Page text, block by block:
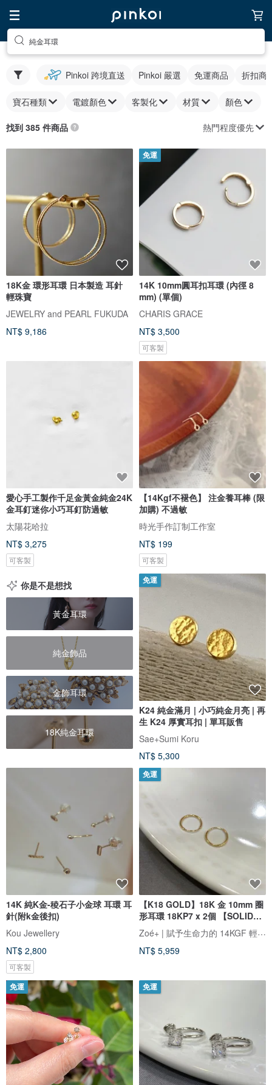
純金耳環
Pinkoi 跨境直送 Pinkoi 嚴選 免運商品 折扣商
寶石種類 電鍍顏色 客製化 材質 顏色
找到 385 件商品 熱門程度優先
18K金 環形耳環 日本製造 耳針
輕珠寶
JEWELRY and PEARL FUKUDA
NT$ 9,186
免運
14K 10mm圓耳扣耳環 (內徑 8
mm) (單個)
CHARIS GRACE
NT$ 3,500
可客製
愛心手工製作千足金黃金純金24K
金耳釘迷你小巧耳釘防過敏
太陽花哈拉
NT$ 3,275
可客製
【14Kgf不褪色】 注金養耳棒 (限
加購) 不過敏
時光手作訂制工作室
NT$ 199
可客製
你是不是想找
黃金耳環
純金飾品
金飾耳環
18K純金耳環
免運
K24 純金滿月 | 小巧純金月亮 | 再
生 K24 厚實耳扣 | 單耳販售
Sae+Sumi Koru
NT$ 5,300
14K 純K金-稜石子小金球 耳環 耳
針(附k金後扣)
Kou Jewellery
NT$ 2,800
可客製
免運
【K18 GOLD】18K 金 10mm 圈
形耳環 18KP7 x 2個 【SOLID
GOLD】
Zoé+ | 賦予生命力的 14KGF 輕珠寶
NT$ 5,959
免運 免運